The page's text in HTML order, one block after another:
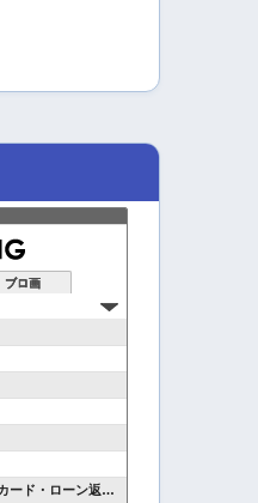
ブロ画
返済で悩んでいる方へ